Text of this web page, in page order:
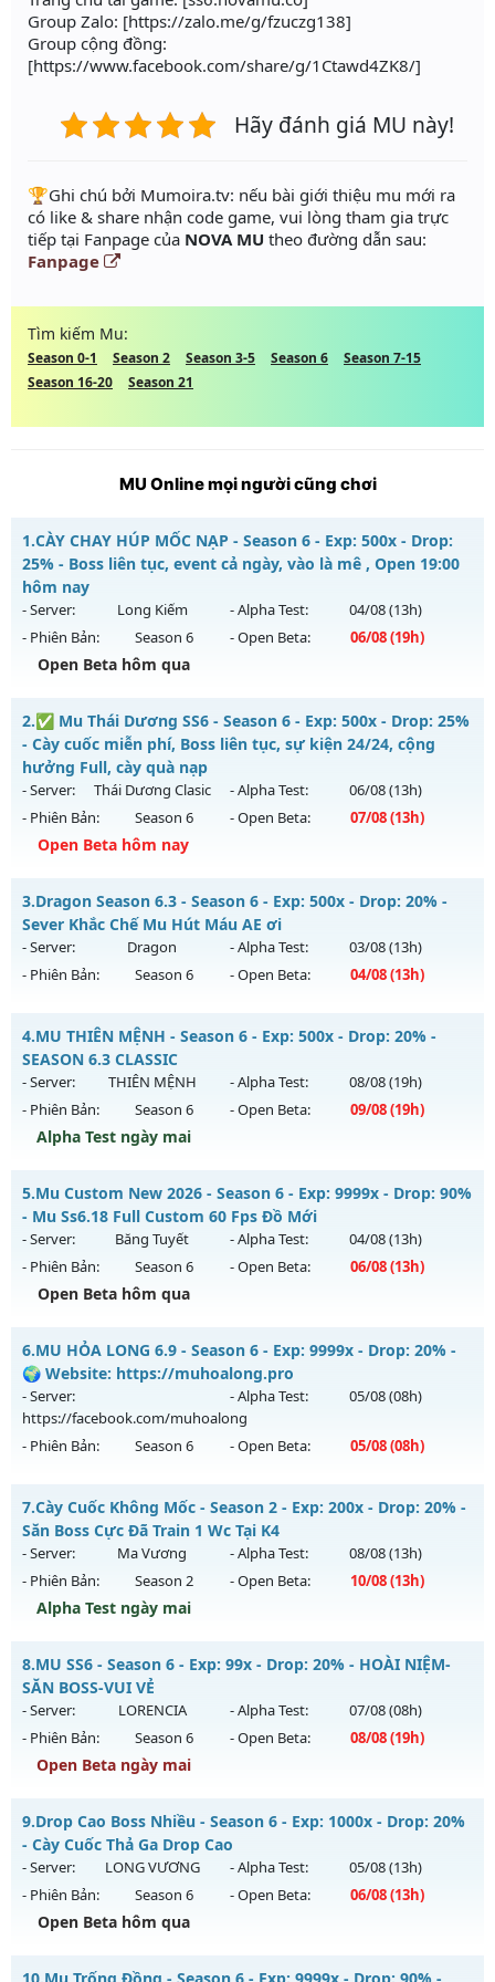
Group Zalo: [https://zalo.me/g/fzuczg138]
Group cộng đồng:
[https://www.facebook.com/share/g/1Ctawd4ZK8/]
Hãy đánh giá MU này!
️🏆Ghi chú bởi Mumoira.tv: nếu bài giới thiệu mu mới ra
có like & share nhận code game, vui lòng tham gia trực
tiếp tại Fanpage của NOVA MU theo đường dẫn sau:
Fanpage
Tìm kiếm Mu:
Season 0-1 Season 2 Season 3-5 Season 6
Season 7-15
Season 16-20
Season 21
MU Online mọi người cũng chơi
1.CÀY CHAY HÚP MỐC NẠP - Season 6 - Exp: 500x - Drop:
25% - Boss liên tục, event cả ngày, vào là mê , Open 19:00
hôm nay
- Server: Long Kiếm - Alpha Test: 04/08(13h)
- Phiên Bản:
Season 6 - Open Beta: 06/08(19h)
Open Beta hôm qua
CÀY CHAY HÚP MỐC NẠP - Boss liên tục, event cả ngày, vào
là mê , Open 19:00 hôm nay
Mu mới ra tháng 08 2026 - Mở máy chủ
ngày 06/08/2626
Exp: 500x - Drop: 25%
Kiểu reset: Reset In Game
Antihack: VIP SHIELD
2.✅ Mu Thái Dương SS6 - Season 6 - Exp: 500x - Drop: 25%
- Cày cuốc miễn phí, Boss liên tục, sự kiện 24/24, cộng
hưởng Full, cày quà nạp
- Server: Thái Dương Clasic - Alpha Test: 06/08(13h)
- Phiên Bản:
Season 6 - Open Beta: 07/08(13h)
Open Beta hôm nay
sự kiện 24/24, cộng hưởng Full, cày quà nạp
Mu mới ra tháng 08 2026 - Mở máy chủ
Thái Dương Clasic
vào 13h ngày 07/08/2626
Kiểu reset: Reset In Game
Thể loại: Mu Nguyên bản Webzen
Antihack: VIP SHIELD
3.Dragon Season 6.3 - Season 6 - Exp: 500x - Drop: 20% -
Sever Khắc Chế Mu Hút Máu AE ơi
- Server: Dragon - Alpha Test: 03/08(13h)
- Phiên Bản:
Season 6 - Open Beta: 04/08(13h)
Dragon Season 6.3 - Sever Khắc Chế Mu Hút Máu AE ơi
Mu mới ra tháng 08 2026 - Mở máy chủ
ngày 04/08/2626
Exp: 500x - Drop: 20%
Kiểu reset: Reset In Game
Antihack: Antihack
4.MU THIÊN MỆNH - Season 6 - Exp: 500x - Drop: 20% -
SEASON 6.3 CLASSIC
- Server: THIÊN MỆNH - Alpha Test: 08/08(19h)
- Phiên Bản:
Season 6 - Open Beta: 09/08(19h)
Alpha Test ngày mai
Mu mới ra tháng 08 2026 - Mở máy chủ
19h ngày 09/08/2626
Exp: 500x - Drop: 20%
Kiểu reset: Reset In Game
Thể loại: Mu Nguyên bản Webzen
Antihack: Antihack chạy bằng cơm
5.Mu Custom New 2026 - Season 6 - Exp: 9999x - Drop: 90%
- Mu Ss6.18 Full Custom 60 Fps Đồ Mới
- Server: Băng Tuyết - Alpha Test: 04/08(13h)
- Phiên Bản:
Season 6 - Open Beta: 06/08(13h)
Open Beta hôm qua
Mu Custom New 2026 - Mu Ss6.18 Full Custom 60 Fps Đồ
Mới
Mu mới ra tháng 08 2026 - Mở máy chủ
Băng Tuyếtvào 13h
ngày 06/08/2626
Exp: 9999x - Drop: 90%
Thể loại: Mu Custom thêm đồ mới
Antihack: Gold Dragon
6.MU HỎA LONG 6.9 - Season 6 - Exp: 9999x - Drop: 20% -
🌍 Website: https://muhoalong.pro
- Server:
https://facebook.com/muhoalong
- Alpha Test: 05/08(08h)
- Phiên Bản: Season 6 - Open Beta: 05/08(08h)
MU HỎA LONG 6.9 - 🌍 Website: https://muhoalong.pro
Mu mới ra tháng 08 2026 - Mở máy chủ
https://facebook.com/muhoalongvào 08h ngày
05/08/2626
Exp: 9999x - Drop: 20%
Thể loại: Mu Nguyên bản Webzen
Antihack: XShield
7.Cày Cuốc Không Mốc - Season 2 - Exp: 200x - Drop: 20% -
Săn Boss Cực Đã Train 1 Wc Tại K4
- Server: Ma Vương - Alpha Test: 08/08(13h)
- Phiên Bản:
Season 2 - Open Beta: 10/08(13h)
Alpha Test ngày mai
Cày Cuốc Không Mốc - Săn Boss Cực Đã Train 1 Wc Tại K4
Mu mới ra tháng 08 2026 - Mở máy chủ
ngày 10/08/2626
Exp: 200x - Drop: 20%
Kiểu reset: Reset In Game
Antihack: GameGuard
8.MU SS6 - Season 6 - Exp: 99x - Drop: 20% - HOÀI NIỆM-
SĂN BOSS-VUI VẺ
- Server: LORENCIA - Alpha Test: 07/08(08h)
- Phiên Bản:
Season 6 - Open Beta: 08/08(19h)
Open Beta ngày mai
MU SS6 - HOÀI NIỆM-SĂN BOSS-VUI VẺ
Mu mới ra tháng 08 2026 - Mở máy chủ
ngày 08/08/2626
Exp: 99x - Drop: 20%
Kiểu reset: Non Reset
9.Drop Cao Boss Nhiều - Season 6 - Exp: 1000x - Drop: 20%
- Cày Cuốc Thả Ga Drop Cao
- Server: LONG VƯƠNG - Alpha Test: 05/08(13h)
- Phiên Bản:
Season 6 - Open Beta: 06/08(13h)
Open Beta hôm qua
Drop Cao Boss Nhiều - Cày Cuốc Thả Ga Drop Cao